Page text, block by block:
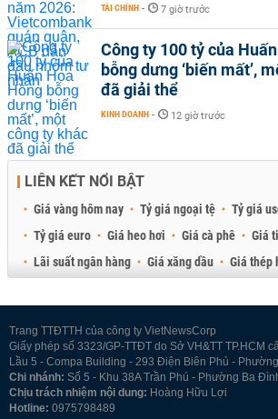
TÀI CHÍNH - 7 giờ trước
Công ty 100 tỷ của
bỗng dưng ‘biến mất’,
đã giải thể
KINH DOANH - 12 giờ trước
LIÊN KẾT NỔI BẬT
Giá vàng hôm nay Tỷ giá ngoại tệ Tỷ giá
Tỷ giá euro
Giá heo hơi Giá cà phê
Giá
Lãi suất ngân hàng
Giá xăng dầu
Giá thép
Trang TTĐTTH của công ty VietNewsCorp
Giấy phép số 3323/GP-TTĐT do Sở VH&TT TP.HCM
Lầu 5 - Compa Building - 293 Điện Biên Phủ -
Chi nhánh: Số 5 - Khu 38A Trần Phú - Phường Ba
Chịu trách nhiệm nội dung: Hoàng Hữu Lợi
Hotline: 0975798489